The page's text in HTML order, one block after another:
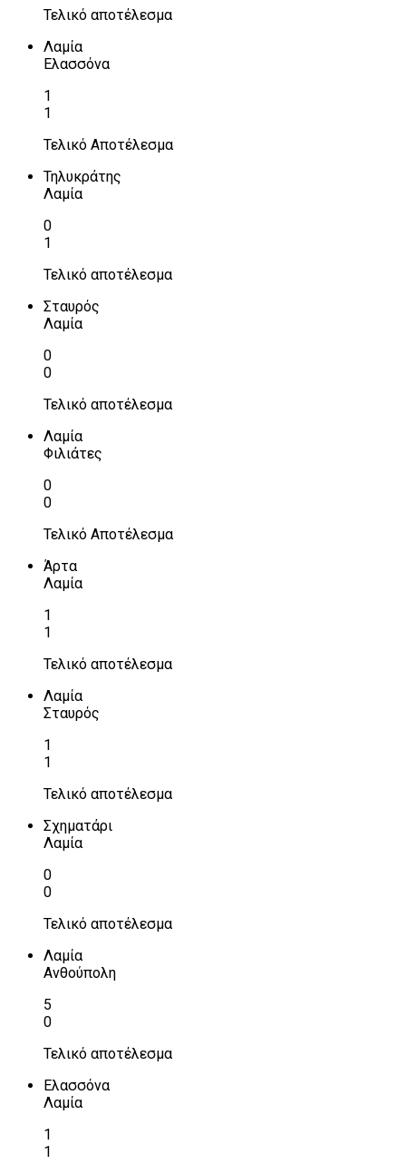
Τελικό αποτέλεσμα
Λαμία
Ελασσόνα
1
1
Τελικό Αποτέλεσμα
Τηλυκράτης
Λαμία
0
1
Τελικό αποτέλεσμα
Σταυρός
Λαμία
0
0
Τελικό αποτέλεσμα
Λαμία
Φιλιάτες
0
0
Τελικό Αποτέλεσμα
Άρτα
Λαμία
1
1
Τελικό αποτέλεσμα
Λαμία
Σταυρός
1
1
Τελικό αποτέλεσμα
Σχηματάρι
Λαμία
0
0
Τελικό αποτέλεσμα
Λαμία
Ανθούπολη
5
0
Τελικό αποτέλεσμα
Ελασσόνα
Λαμία
1
1